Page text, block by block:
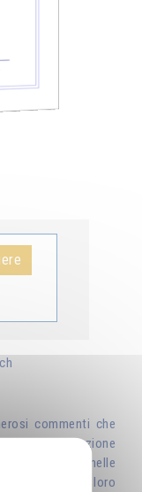
commenti che
all’interpretazione
celate nelle
nella loro